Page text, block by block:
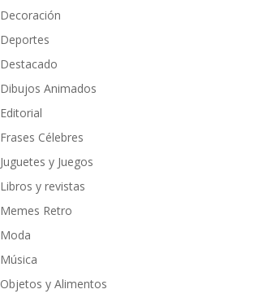
Decoración
Deportes
Destacado
Dibujos Animados
Editorial
Frases Célebres
Juguetes y Juegos
Libros y revistas
Memes Retro
Moda
Música
Objetos y Alimentos